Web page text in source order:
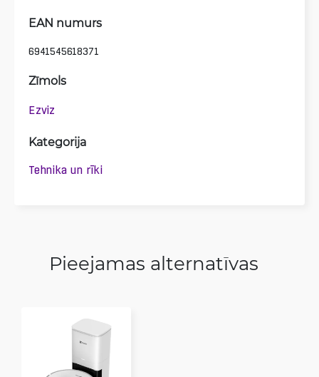
EAN numurs
6941545618371
Zīmols
Ezviz
Kategorija
Tehnika un rīki
Pieejamas alternatīvas